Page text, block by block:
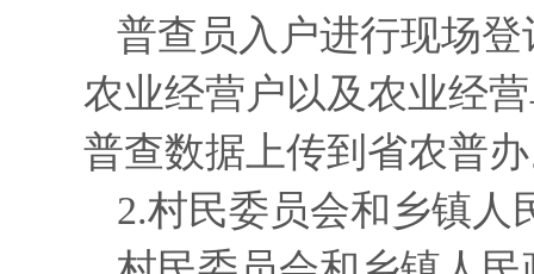
普查员入户进行现场
农业经营户以及农业经
普查数据上传到省农普
2.村民委员会和乡镇人